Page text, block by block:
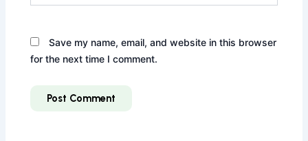
Save my name, email, and website in this browser
for the next time I comment.